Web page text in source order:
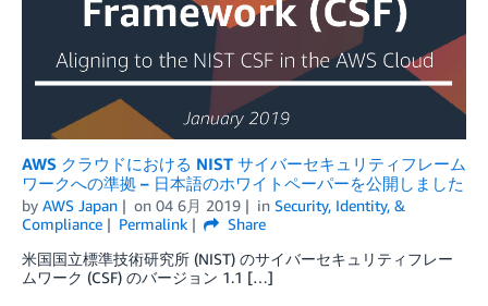
AWS クラウドにおける NIST サイバーセキュリティフレーム
ワークへの準拠 – 日本語のホワイトペーパーを公開しました
by AWS Japan on 04 6月 2019 in Security, Identity, &
Compliance
Permalink
Share
米国国立標準技術研究所 (NIST) のサイバーセキュリティフレー
ムワーク (CSF) のバージョン 1.1 […]